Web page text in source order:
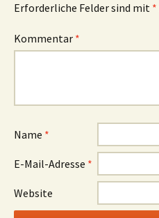
Erforderliche Felder sind mit *
Kommentar *
Name *
E-Mail-Adresse *
Website